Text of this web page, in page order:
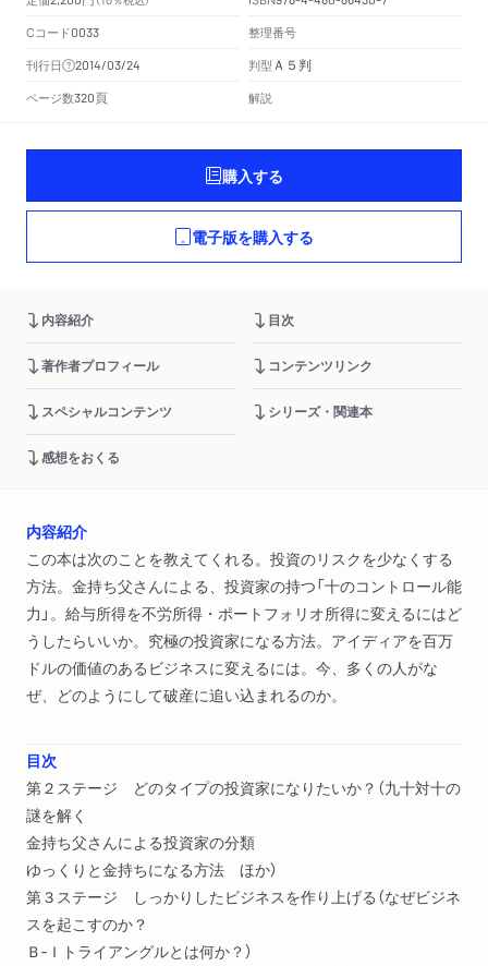
Cコード0033
整理番号
刊行日
2014/03/24 判型 Ａ５判
ページ数320頁 解説
購入する
電子版を購入する
内容紹介 目次
著作者プロフィール コンテンツリンク
スペシャルコンテンツ シリーズ・関連本
感想をおくる
内容紹介
この本は次のことを教えてくれる。投資のリスクを少なくする
方法。金持ち父さんによる、投資家の持つ「十のコントロール能
力」。給与所得を不労所得・ポートフォリオ所得に変えるにはど
うしたらいいか。究極の投資家になる方法。アイディアを百万
ドルの価値のあるビジネスに変えるには。今、多くの人がな
ぜ、どのようにして破産に追い込まれるのか。
目次
第２ステージ どのタイプの投資家になりたいか？（九十対十の
謎を解く
金持ち父さんによる投資家の分類
ゆっくりと金持ちになる方法 ほか）
第３ステージ しっかりしたビジネスを作り上げる（なぜビジネ
スを起こすのか？
Ｂ‐Ｉトライアングルとは何か？）